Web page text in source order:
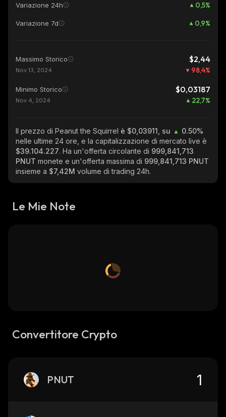
Variazione 24h 0,5%
Variazione 7d 0,9%
Massimo Storico $2,44
Nov 13, 2024 98,4%
Minimo Storico $0,03187
Nov 4, 2024 22,7%
Il prezzo di Peanut the Squirrel è $0,03911, su
0.50%
nelle ultime 24 ore, e la capitalizzazione di mercato live è
$39.104.227. Ha un'offerta circolante di 999,841,713
PNUT monete e un'offerta massima di 999,841,713 PNUT
insieme a $7,42M volume di trading 24h.
Le Mie Note
Convertitore Crypto
PNUT